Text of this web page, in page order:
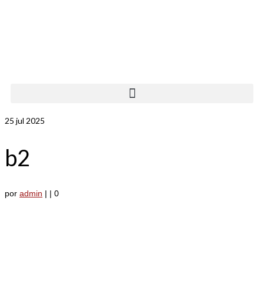
25 jul 2025
b2
por admin | | 0